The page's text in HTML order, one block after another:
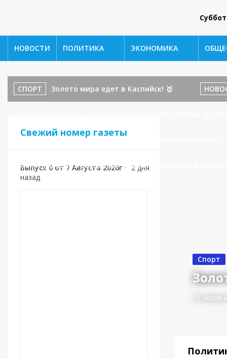
НОВОСТИ ПОЛИТИКА ЭКОНОМИКА
СПОРТ Золото мира едет в Каспийск! 🥇
бойца ММА и наставника: История Шамиля Амирова!
принял участие в заседании Правительственной
Свежий номер газеты
Выпуск 0 от 7 Августа 2026г • 2 дня
назад
Спорт
16 часов